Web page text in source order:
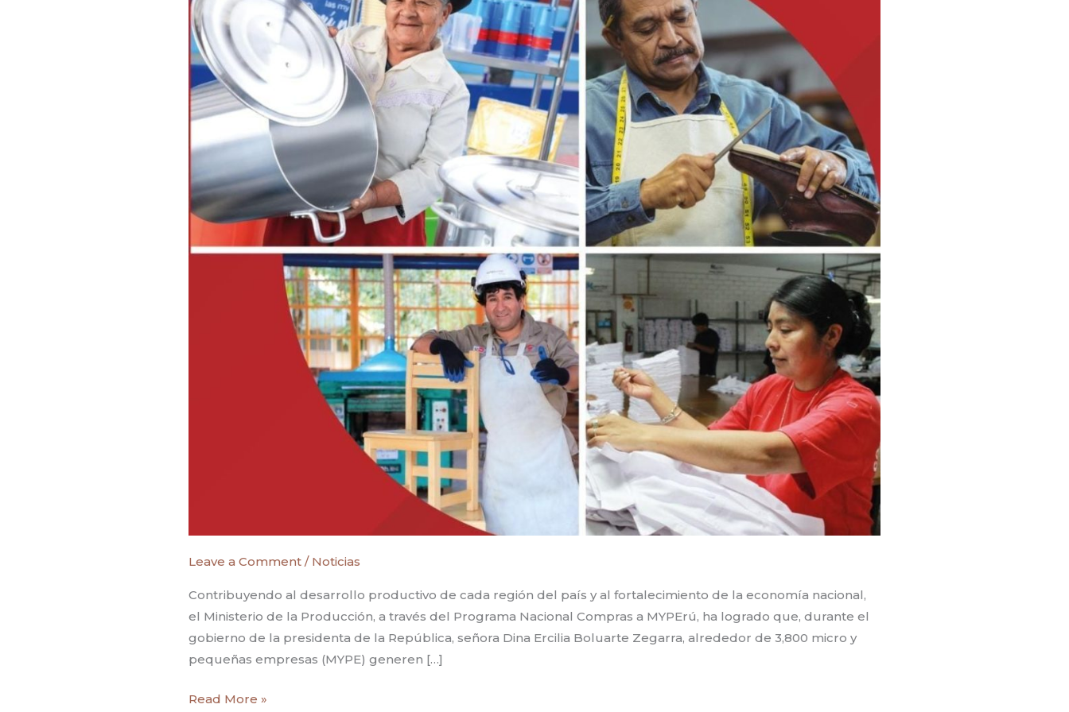
Leave a Comment / Noticias
Contribuyendo al desarrollo productivo de cada región del país y al fortalecimiento de la economía nacional,
el Ministerio de la Producción, a través del Programa Nacional Compras a MYPErú, ha logrado que, durante el
gobierno de la presidenta de la República, señora Dina Ercilia Boluarte Zegarra, alrededor de 3,800 micro y
pequeñas empresas (MYPE) generen […]
DE
3,800
MYPE
GENERARON
MÁS
DE
84
PUESTOS
DE
A
Read More »